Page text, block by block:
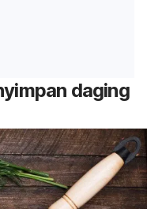
daging